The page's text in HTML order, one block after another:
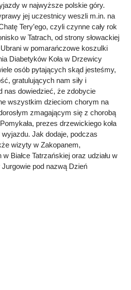
w najwyższe polskie góry.
jej uczestnicy weszli m.in. na
Tery’ego, czyli czynne cały rok
w Tatrach, od strony słowackiej
w pomarańczowe koszulki
Diabetyków Koła w Drzewicy
osób pytających skąd jesteśmy,
gratulujących nam siły i
nas dowiedzieć, że zdobycie
wszystkim dzieciom chorym na
zmagającym się z chorobą
prezes drzewickiego koła
Jak dodaje, podczas
wizyty w Zakopanem,
Białce Tatrzańskiej oraz udziału w
pod nazwą Dzień